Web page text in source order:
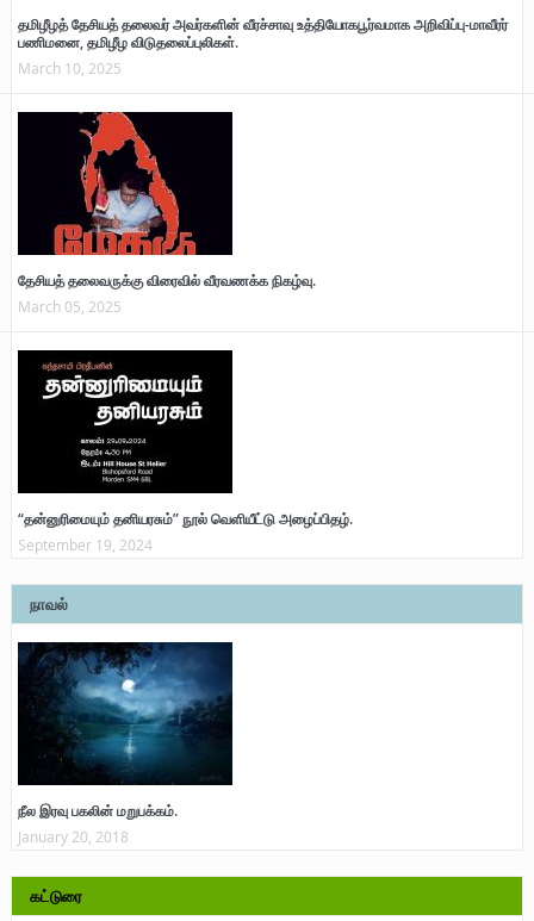
தமிழீழத் தேசியத் தலைவர் அவர்களின் வீரச்சாவு உத்தியோகபூர்வமாக அறிவிப்பு-மாவீரர்
பணிமனை, தமிழீழ விடுதலைப்புலிகள்.
March 10, 2025
தேசியத் தலைவருக்கு விரைவில் வீரவணக்க நிகழ்வு.
March 05, 2025
“தன்னுரிமையும் தனியரசும்” நூல் வெளியீட்டு அழைப்பிதழ்.
September 19, 2024
நாவல்
நீல இரவு பகலின் மறுபக்கம்.
January 20, 2018
கட்டுரை